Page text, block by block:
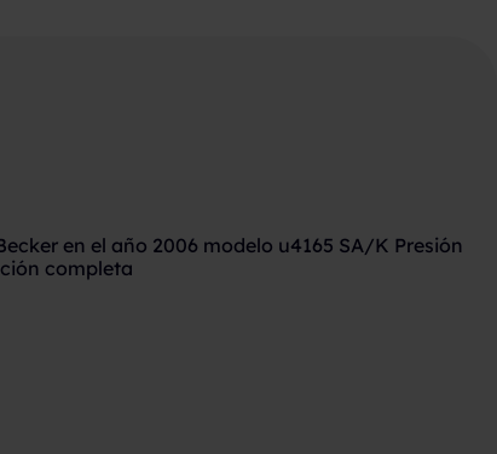
en el año 2006 modelo u4165 SA/K Presión
completa